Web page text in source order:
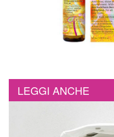
LEGGI ANCHE